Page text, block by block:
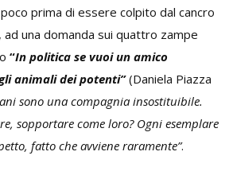
prima di essere colpito dal cancro
ad una domanda sui quattro zampe
“In politica se vuoi un amico
animali dei potenti”(Daniela Piazza
sono una compagnia insostituibile.
sopportare come loro? Ogni esemplare
fatto che avviene raramente”.